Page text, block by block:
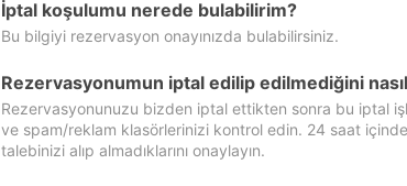
İptal koşulumu nerede bulabilirim?
Bu bilgiyi rezervasyon onayınızda bulabilirsiniz.
Rezervasyonumun iptal edilip edilmediğini
Rezervasyonunuzu bizden iptal ettikten sonra bu iptal
ve spam/reklam klasörlerinizi kontrol edin. 24 saat
talebinizi alıp almadıklarını onaylayın.